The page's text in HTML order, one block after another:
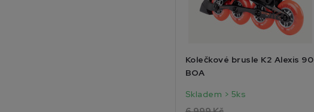
Kolečkové brusle K2 Alexis 90
BOA
Skladem > 5ks